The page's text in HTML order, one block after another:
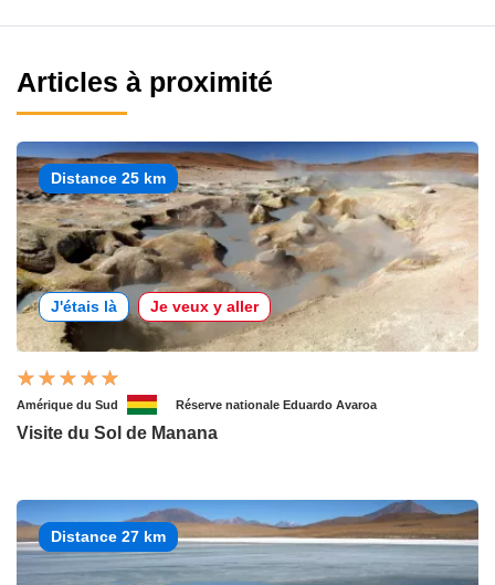
Articles à proximité
Distance 25 km
J'étais là Je veux y aller
Amérique du Sud Réserve nationale Eduardo Avaroa
Visite du Sol de Manana
Distance 27 km